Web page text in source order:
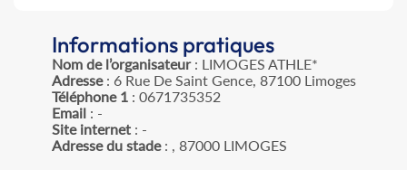
Informations pratiques
Nom de l’organisateur: LIMOGES ATHLE*
Adresse: 6 Rue De Saint Gence, 87100 Limoges
Téléphone 1: 0671735352
Email: -
Site internet: -
Adresse du stade: , 87000 LIMOGES